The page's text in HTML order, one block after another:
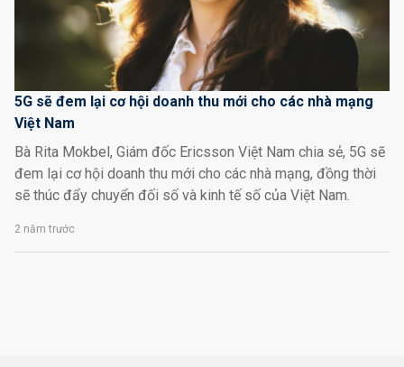
5G sẽ đem lại cơ hội doanh thu mới cho các nhà mạng
Việt Nam
Bà Rita Mokbel, Giám đốc Ericsson Việt Nam chia sẻ, 5G sẽ
đem lại cơ hội doanh thu mới cho các nhà mạng, đồng thời
sẽ thúc đẩy chuyển đối số và kinh tế số của Việt Nam.
2 năm trước